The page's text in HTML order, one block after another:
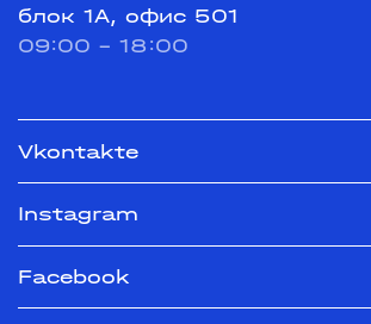
блок 1А, офис 501
09:00 - 18:00
Vkontakte
Instagram
Facebook